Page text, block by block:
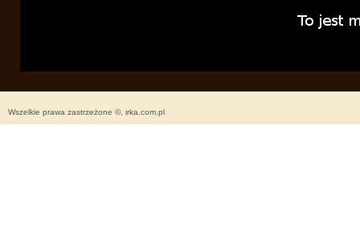
Wszelkie prawa zastrzeżone ©, irka.com.pl